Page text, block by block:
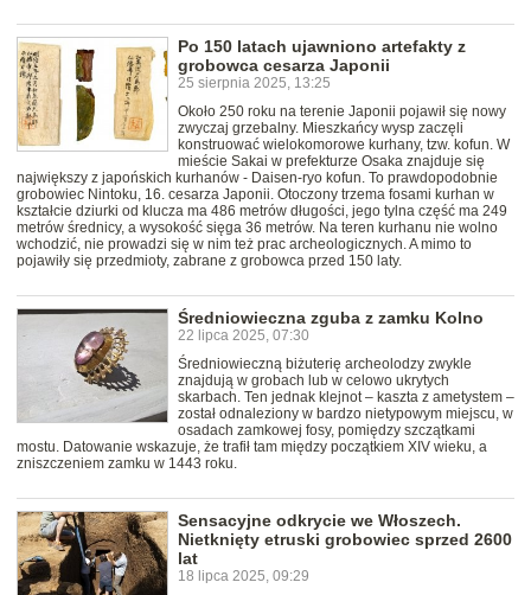
Po 150 latach ujawniono artefakty z
grobowca cesarza Japonii
25 sierpnia 2025, 13:25
Około 250 roku na terenie Japonii pojawił się nowy
zwyczaj grzebalny. Mieszkańcy wysp zaczęli
konstruować wielokomorowe kurhany, tzw. kofun. W
mieście Sakai w prefekturze Osaka znajduje się
największy z japońskich kurhanów - Daisen-ryo kofun. To prawdopodobnie
grobowiec Nintoku, 16. cesarza Japonii. Otoczony trzema fosami kurhan w
kształcie dziurki od klucza ma 486 metrów długości, jego tylna część ma 249
metrów średnicy, a wysokość sięga 36 metrów. Na teren kurhanu nie wolno
wchodzić, nie prowadzi się w nim też prac archeologicznych. A mimo to
pojawiły się przedmioty, zabrane z grobowca przed 150 laty.
Średniowieczna zguba z zamku Kolno
22 lipca 2025, 07:30
Średniowieczną biżuterię archeolodzy zwykle
znajdują w grobach lub w celowo ukrytych
skarbach. Ten jednak klejnot – kaszta z ametystem –
został odnaleziony w bardzo nietypowym miejscu, w
osadach zamkowej fosy, pomiędzy szczątkami
mostu. Datowanie wskazuje, że trafił tam między początkiem XIV wieku, a
zniszczeniem zamku w 1443 roku.
Sensacyjne odkrycie we Włoszech.
Nietknięty etruski grobowiec sprzed 2600
lat
18 lipca 2025, 09:29